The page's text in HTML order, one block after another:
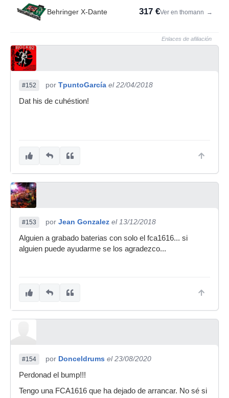
Behringer X-Dante 317 €Ver en thomann →
Enlaces de afiliación
#152 por TpuntoGarcía el 22/04/2018
Dat his de cuhéstion!
#153 por Jean Gonzalez el 13/12/2018
Alguien a grabado baterias con solo el fca1616... si
alguien puede ayudarme se los agradezco...
#154 por Donceldrums el 23/08/2020
Perdonad el bump!!!
Tengo una FCA1616 que ha dejado de arrancar. No sé si